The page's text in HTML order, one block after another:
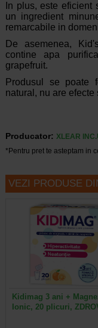
In plus, este eficient
un ingredient
remarcabile in
De asemenea,
contine apa
grapefruit.
Produsul se poate
natural, nu are
Producator: XLEAR
*Pentru pret te asteptam in
VEZI PRODUSE
Kidimag 3 ani +
Ionic, 20 plicuri,